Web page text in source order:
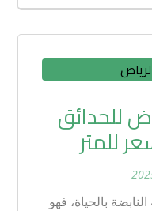
للحدائق
للمتر
بالحياة، فهو